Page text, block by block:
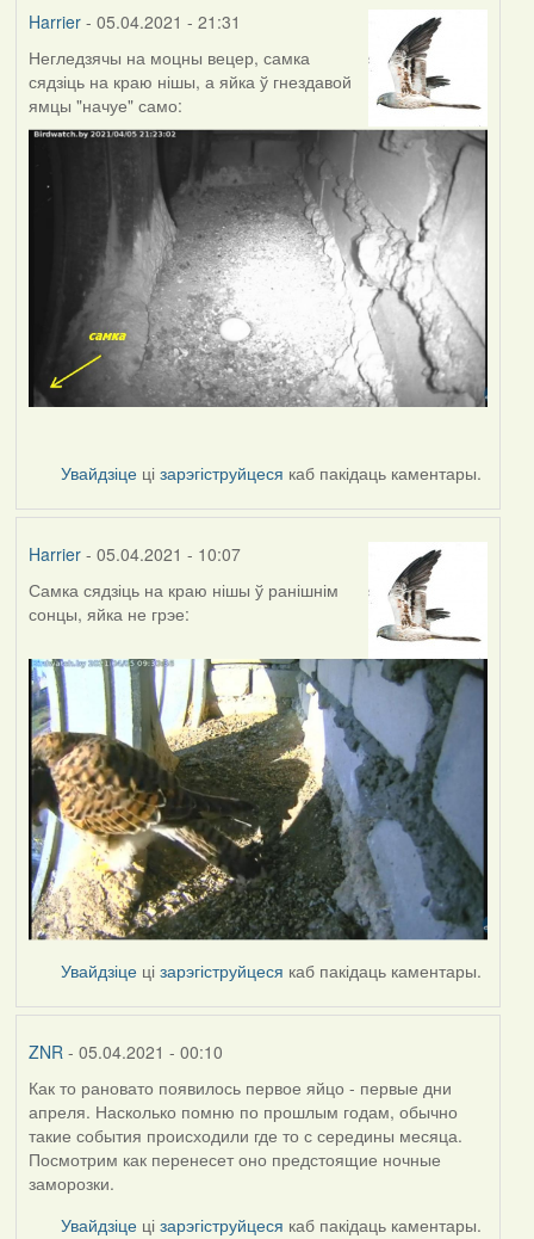
Harrier- 05.04.2021 - 21:31
Негледзячы на моцны вецер, самка
сядзіць на краю нішы, а яйка ў гнездавой
ямцы "начуе" само:
Увайдзіце цізарэгіструйцеся каб пакідаць каментары.
Harrier- 05.04.2021 - 10:07
Самка сядзіць на краю нішы ў ранішнім
сонцы, яйка не грэе:
Увайдзіце цізарэгіструйцеся каб пакідаць каментары.
ZNR- 05.04.2021 - 00:10
Как то рановато появилось первое яйцо - первые дни
апреля. Насколько помню по прошлым годам, обычно
такие события происходили где то с середины месяца.
Посмотрим как перенесет оно предстоящие ночные
заморозки.
Увайдзіце цізарэгіструйцеся каб пакідаць каментары.